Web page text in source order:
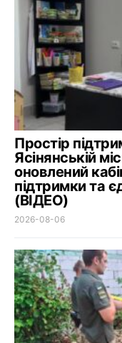
Простір
Ясінянській
оновлений
підтримки та
(ВІДЕО)
2026-08-06